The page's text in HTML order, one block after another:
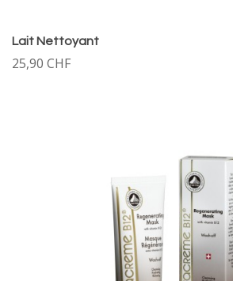
Lait Nettoyant
25,90 CHF